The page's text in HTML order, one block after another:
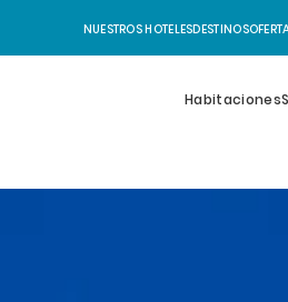
NUESTROS HOTELESDESTINOS
Habitaciones